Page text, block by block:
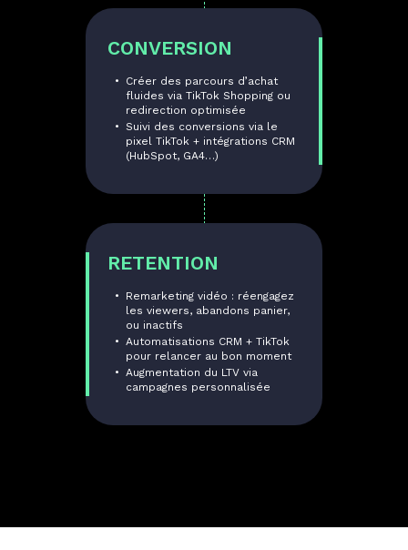
CONVERSION
Créer des parcours d’achat
fluides via TikTok Shopping ou
redirection optimisée
Suivi des conversions via le
pixel TikTok + intégrations CRM
(HubSpot, GA4…)
RETENTION
Remarketing vidéo : réengagez
les viewers, abandons panier,
ou inactifs
Automatisations CRM + TikTok
pour relancer au bon moment
Augmentation du LTV via
campagnes personnalisée